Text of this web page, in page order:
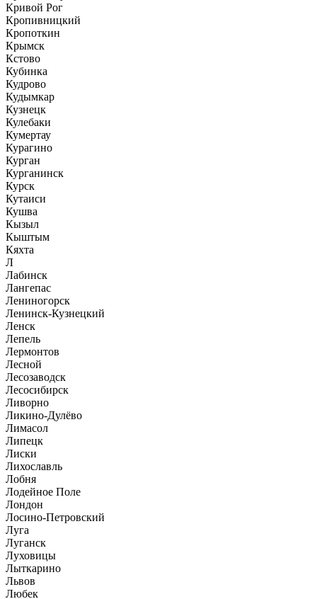
Кривой Рог
Кропивницкий
Кропоткин
Крымск
Кстово
Кубинка
Кудрово
Кудымкар
Кузнецк
Кулебаки
Кумертау
Курагино
Курган
Курганинск
Курск
Кутаиси
Кушва
Кызыл
Кыштым
Кяхта
Л
Лабинск
Лангепас
Лениногорск
Ленинск-Кузнецкий
Ленск
Лепель
Лермонтов
Лесной
Лесозаводск
Лесосибирск
Ливорно
Ликино-Дулёво
Лимасол
Липецк
Лиски
Лихославль
Лобня
Лодейное Поле
Лондон
Лосино-Петровский
Луга
Луганск
Луховицы
Лыткарино
Львов
Любек